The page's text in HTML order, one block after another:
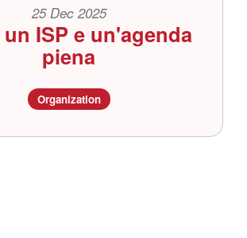
25 Dec 2025
un ISP e un'agenda
piena
Organization